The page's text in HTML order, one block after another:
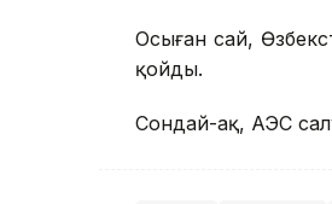
Осыған сай,
қойды.
Сондай-ақ, АЭС